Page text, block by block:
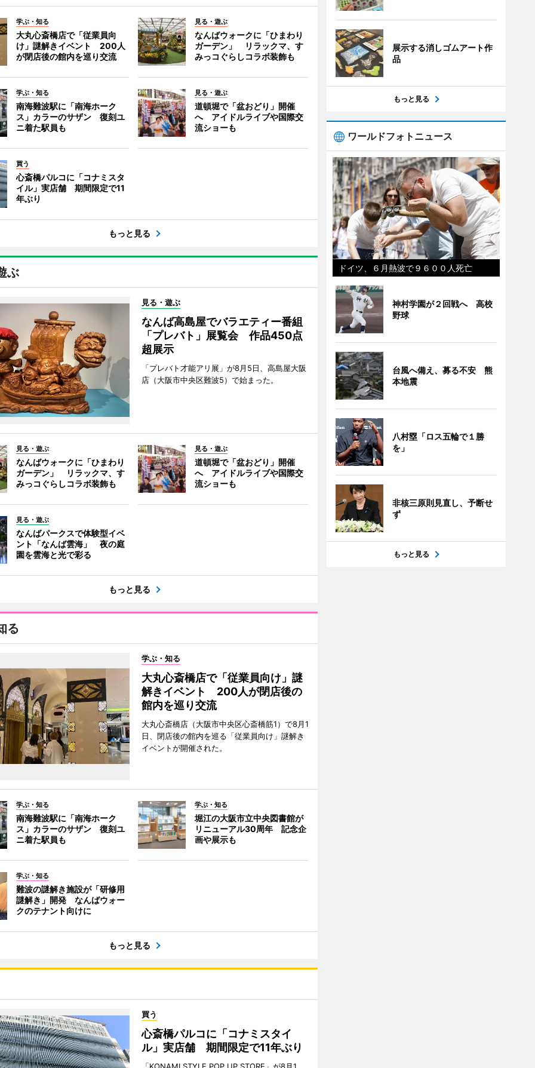
学ぶ・知る
大丸心斎橋店で「従業員向
け」謎解きイベント 200人
が閉店後の館内を巡り交流
見る・遊ぶ
なんばウォークに「ひまわり
ガーデン」 リラックマ、す
みっコぐらしコラボ装飾も
学ぶ・知る
南海難波駅に「南海ホーク
ス」カラーのサザン 復刻ユ
ニ着た駅員も
見る・遊ぶ
道頓堀で「盆おどり」開催
へ アイドルライブや国際交
流ショーも
買う
心斎橋パルコに「コナミスタ
イル」実店舗 期間限定で11
年ぶり
もっと見る
ぶ
見る・遊ぶ
なんば高島屋でバラエティー番組
「プレバト」展覧会 作品450点
超展示
「プレバト才能アリ展」が8月5日、高島屋大阪
店（大阪市中央区難波5）で始まった。
見る・遊ぶ
なんばウォークに「ひまわり
ガーデン」 リラックマ、す
みっコぐらしコラボ装飾も
見る・遊ぶ
道頓堀で「盆おどり」開催
へ アイドルライブや国際交
流ショーも
見る・遊ぶ
なんばパークスで体験型イベ
ント「なんば雲海」 夜の庭
園を雲海と光で彩る
もっと見る
る
学ぶ・知る
大丸心斎橋店で「従業員向け」謎
解きイベント 200人が閉店後の
館内を巡り交流
大丸心斎橋店（大阪市中央区心斎橋筋1）で8月1
日、閉店後の館内を巡る「従業員向け」謎解き
イベントが開催された。
学ぶ・知る
南海難波駅に「南海ホーク
ス」カラーのサザン 復刻ユ
ニ着た駅員も
学ぶ・知る
堀江の大阪市立中央図書館が
リニューアル30周年 記念企
画や展示も
学ぶ・知る
難波の謎解き施設が「研修用
謎解き」開発 なんばウォー
クのテナント向けに
もっと見る
買う
心斎橋パルコに「コナミスタイ
ル」実店舗 期間限定で11年ぶり
展示する消しゴムアート作
品
もっと見る
ワールドフォトニュース
ドイツ、６月熱波で９６００人死亡
神村学園が２回戦へ 高校
野球
台風へ備え、募る不安 熊
本地震
八村塁「ロス五輪で１勝
を」
非核三原則見直し、予断せ
ず
もっと見る